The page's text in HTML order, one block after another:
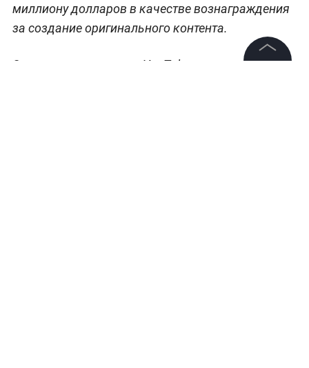
миллиону долларов в качестве вознаграждения
за создание оригинального контента.
За последние три года YouTube выплатил